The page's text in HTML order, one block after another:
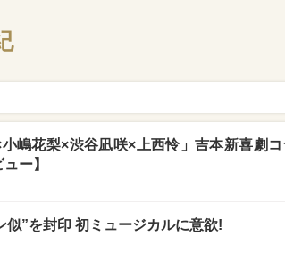
嶋花梨×渋谷凪咲×上西怜」吉本新喜劇
ー】
似”を封印 初ミュージカルに意欲!